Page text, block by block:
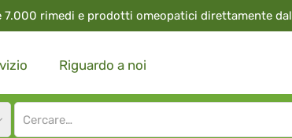
7.000 rimedi e prodotti omeopatici direttamente dal
Riguardo a noi
Site
search